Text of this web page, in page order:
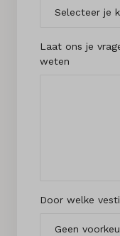
Laat ons je
weten
Door welke